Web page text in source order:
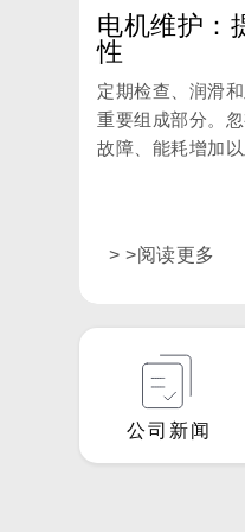
电机维护：
性
定期检查、润滑
重要组成部分。
故障、能耗增加
> >阅读更多
公司新闻